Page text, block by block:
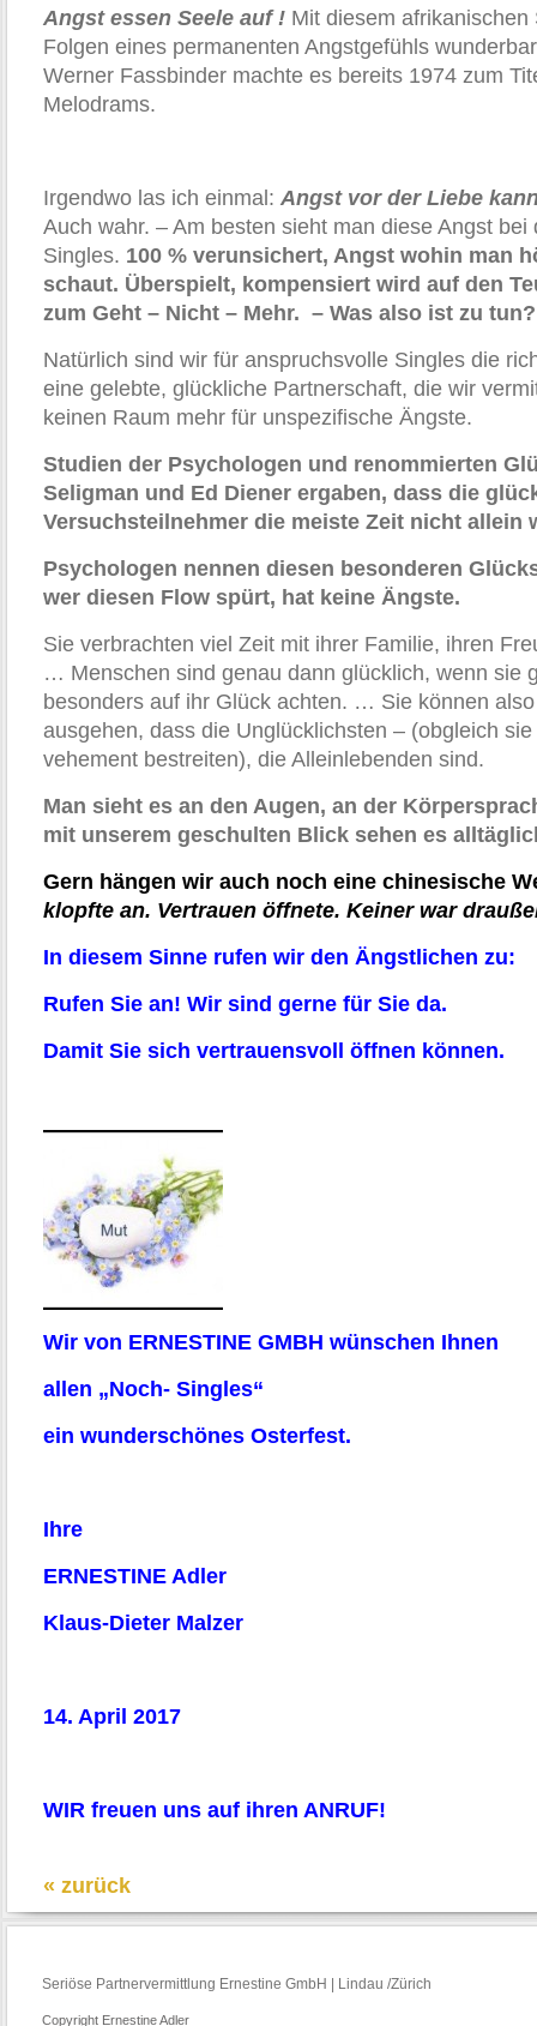
Angst essen Seele auf ! Mit diesem
Folgen eines permanenten Angstgefühls
Werner Fassbinder machte es bereits 1974 zum
Melodrams.
Irgendwo las ich einmal: Angst vor der Liebe
Auch wahr. – Am besten sieht man diese Angst
Singles. 100 % verunsichert, Angst wohin man
schaut. Überspielt, kompensiert wird auf den
zum Geht – Nicht – Mehr. – Was also ist zu tun?
Natürlich sind wir für anspruchsvolle Singles die
eine gelebte, glückliche Partnerschaft, die wir
keinen Raum mehr für unspezifische Ängste.
Studien der Psychologen und renommierten
Seligman und Ed Diener ergaben, dass die
Versuchsteilnehmer die meiste Zeit nicht allein
Psychologen nennen diesen besonderen
wer diesen Flow spürt, hat keine Ängste.
Sie verbrachten viel Zeit mit ihrer Familie, ihren
… Menschen sind genau dann glücklich, wenn sie
besonders auf ihr Glück achten. … Sie können
ausgehen, dass die Unglücklichsten – (obgleich
vehement bestreiten), die Alleinlebenden sind.
Man sieht es an den Augen, an der
mit unserem geschulten Blick sehen es
Gern hängen wir auch noch eine chinesische
klopfte an. Vertrauen öffnete. Keiner war
In diesem Sinne rufen wir den Ängstlichen zu:
Rufen Sie an! Wir sind gerne für Sie da.
Damit Sie sich vertrauensvoll öffnen können.
Wir von ERNESTINE GMBH wünschen Ihnen
allen „Noch- Singles“
ein wunderschönes Osterfest.
Ihre
ERNESTINE Adler
Klaus-Dieter Malzer
14. April 2017
WIR freuen uns auf ihren ANRUF!
« zurück
Seriöse Partnervermittlung Ernestine GmbH | Lindau /Zürich
Copyright Ernestine Adler